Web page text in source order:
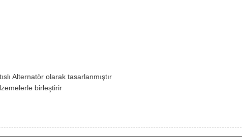
Alternatör olarak tasarlanmıştır
birleştirir